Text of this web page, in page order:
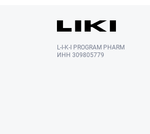
L-I-K-I PROGRAM PHARM
ИНН 309805779